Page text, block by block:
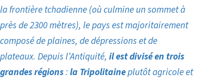
la frontière tchadienne (où culmine un sommet à
près de 2300 mètres), le pays est majoritairement
composé de plaines, de dépressions et de
plateaux. Depuis l’Antiquité, il est divisé en trois
grandes régions:la Tripolitaineplutôt agricole et